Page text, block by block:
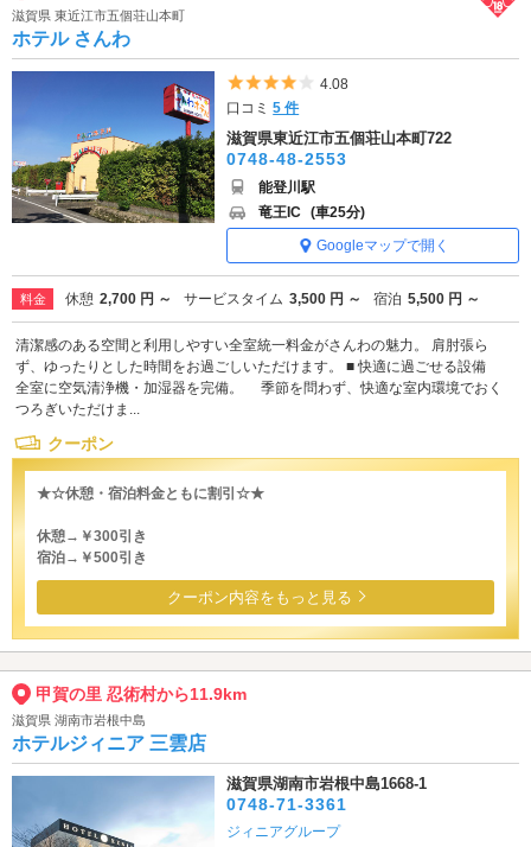
滋賀県 東近江市五個荘山本町
ホテル さんわ
5つ星のうち4
4.08
口コミ5 件
滋賀県東近江市五個荘山本町722
0748-48-2553
能登川駅
竜王IC (車25分)
Googleマップで開く
料金 休憩 2,700 円 ～ サービスタイム 3,500 円 ～ 宿泊 5,500 円 ～
清潔感のある空間と利用しやすい全室統一料金がさんわの魅力。 肩肘張ら
ず、ゆったりとした時間をお過ごしいただけます。 ■ 快適に過ごせる設備
全室に空気清浄機・加湿器を完備。 季節を問わず、快適な室内環境でおく
つろぎいただけま...
クーポン
★☆休憩・宿泊料金ともに割引☆★
休憩→￥300引き
宿泊→￥500引き
クーポン内容をもっと見る
甲賀の里 忍術村から11.9km
滋賀県 湖南市岩根中島
ホテルジィニア 三雲店
滋賀県湖南市岩根中島1668-1
0748-71-3361
ジィニアグループ